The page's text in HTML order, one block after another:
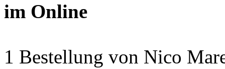
im Online
1 Bestellung von Nico